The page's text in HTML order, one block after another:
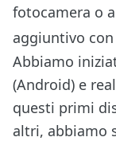
fotocamera o
aggiuntivo
Abbiamo
(Android) e
questi primi
altri, abbiamo